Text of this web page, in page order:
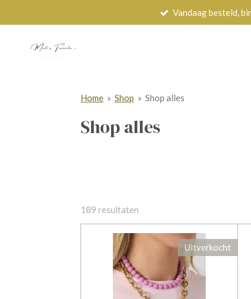
Vandaag besteld,
Home » Shop » Shop alles
Shop alles
189 resultaten
Uitverkocht